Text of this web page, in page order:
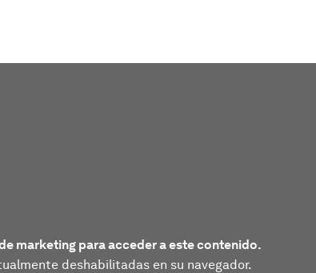
marketing para acceder a este contenido.
deshabilitadas en su navegador.